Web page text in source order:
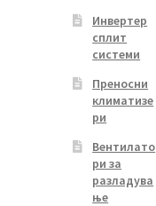
Инвертер
сплит
системи
Преносни
климатизе
ри
Вентилато
ри за
разладува
ње